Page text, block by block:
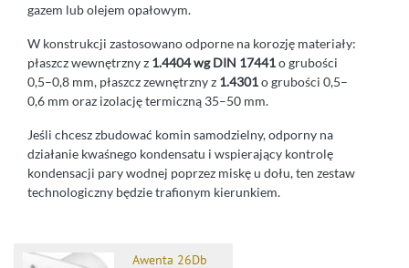
gazem lub olejem opałowym.
W konstrukcji zastosowano odporne na korozję materiały:
płaszcz wewnętrzny z 1.4404 wg DIN 17441o grubości
0,5–0,8 mm, płaszcz zewnętrzny z 1.4301o grubości 0,5–
0,6 mm oraz izolację termiczną 35–50 mm.
Jeśli chcesz zbudować komin samodzielny, odporny na
działanie kwaśnego kondensatu i wspierający kontrolę
kondensacji pary wodnej poprzez miskę u dołu, ten zestaw
technologiczny będzie trafionym kierunkiem.
Awenta 26Db